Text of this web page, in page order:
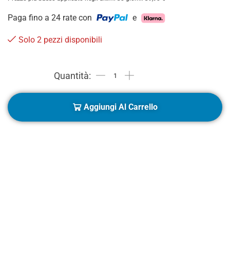
Paga fino a 24 rate con e
Solo 2 pezzi disponibili
Aggiungi Al Carrello